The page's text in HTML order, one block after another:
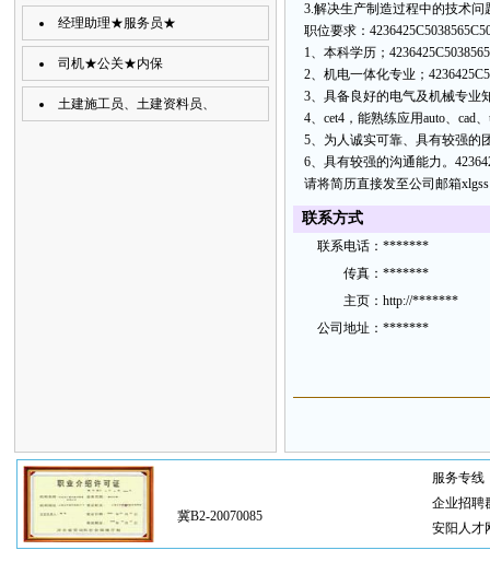
经理助理★服务员★
司机★公关★内保
土建施工员、土建资料员、
3.解决生产制造过程中的技术问
职位要求：
1、本科学历；
2、机电一体化专业；
3、具备良好的电气及机械专业
4、cet4，能熟练应用auto、cad
5、为人诚实可靠、具有较强的
6、具有较强的沟通能力。
请将简历直接发至公司邮箱
联系方式
联系电话： *******
传真： *******
主页： http://*******
公司地址 ： *******